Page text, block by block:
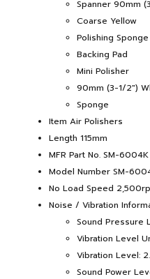
Spanner 90mm
Coarse Yellow
Polishing Sponge
Backing Pad
Mini Polisher
90mm (3-1/2")
Sponge
Item Air Polishers
Length 115mm
MFR Part No. SM-6004K
Model Number SM-
No Load Speed
Noise / Vibration
Sound Pressure
Vibration Level
Vibration Level:
Sound Power